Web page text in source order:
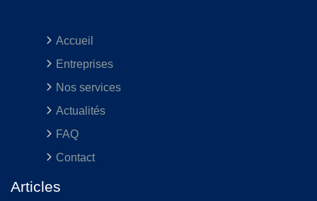
Accueil
Entreprises
Nos services
Actualités
FAQ
Contact
Articles